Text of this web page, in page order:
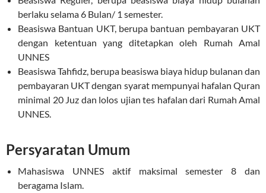
berlaku selama 6 Bulan/ 1 semester.
Beasiswa Bantuan UKT, berupa bantuan pembayaran UKT
dengan ketentuan yang ditetapkan oleh Rumah Amal
UNNES
Beasiswa Tahfidz, berupa beasiswa biaya hidup bulanan dan
pembayaran UKT dengan syarat mempunyai hafalan Quran
minimal 20 Juz dan lolos ujian tes hafalan dari Rumah Amal
UNNES.
Persyaratan Umum
Mahasiswa UNNES aktif maksimal semester 8 dan
beragama Islam.